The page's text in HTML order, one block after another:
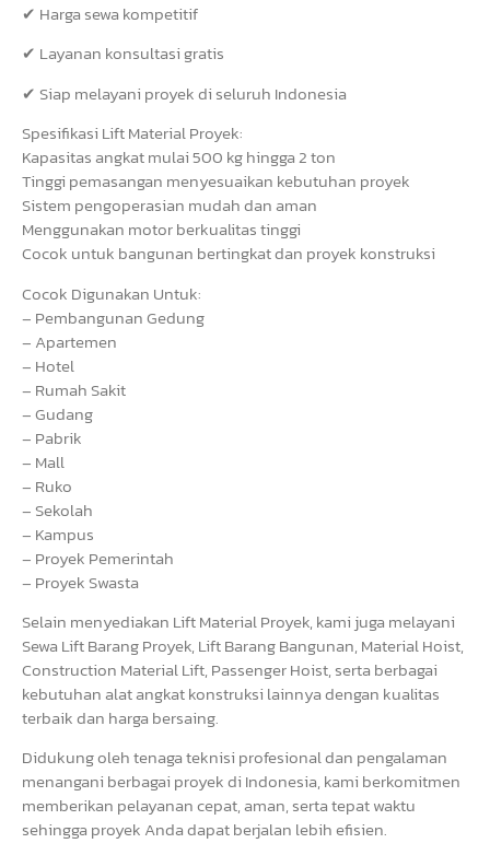
✔ Harga sewa kompetitif
✔ Layanan konsultasi gratis
✔ Siap melayani proyek di seluruh Indonesia
Spesifikasi Lift Material Proyek:
Kapasitas angkat mulai 500 kg hingga 2 ton
Tinggi pemasangan menyesuaikan kebutuhan proyek
Sistem pengoperasian mudah dan aman
Menggunakan motor berkualitas tinggi
Cocok untuk bangunan bertingkat dan proyek konstruksi
Cocok Digunakan Untuk:
– Pembangunan Gedung
– Apartemen
– Hotel
– Rumah Sakit
– Gudang
– Pabrik
– Mall
– Ruko
– Sekolah
– Kampus
– Proyek Pemerintah
– Proyek Swasta
Selain menyediakan Lift Material Proyek, kami juga melayani
Sewa Lift Barang Proyek, Lift Barang Bangunan, Material Hoist,
Construction Material Lift, Passenger Hoist, serta berbagai
kebutuhan alat angkat konstruksi lainnya dengan kualitas
terbaik dan harga bersaing.
Didukung oleh tenaga teknisi profesional dan pengalaman
menangani berbagai proyek di Indonesia, kami berkomitmen
memberikan pelayanan cepat, aman, serta tepat waktu
sehingga proyek Anda dapat berjalan lebih efisien.